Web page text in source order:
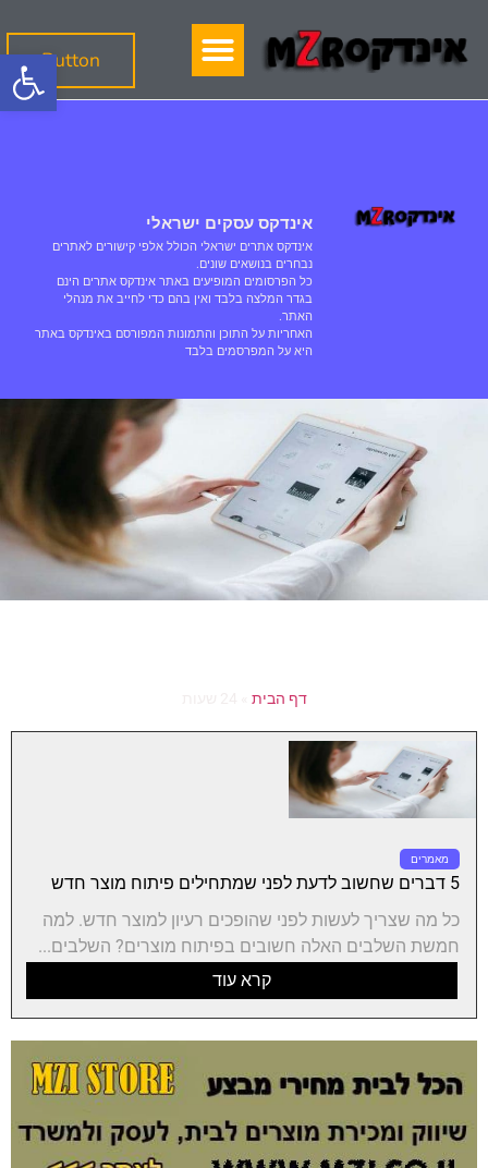
פתחButton
אינדקס עסקים ישראלי
אינדקס אתרים ישראלי הכולל אלפי קישורים לאתרים
נבחרים בנושאים שונים.
כל הפרסומים המופיעים באתר אינדקס אתרים הינם
בגדר המלצה בלבד ואין בהם כדי לחייב את מנהלי
האתר.
האחריות על התוכן והתמונות המפורסם באינדקס באתר
היא על המפרסמים בלבד
דף הבית
מאמרים
5 דברים שחשוב לדעת לפני שמתחילים פיתוח מוצר חדש
כל מה שצריך לעשות לפני שהופכים רעיון למוצר חדש. למה
חמשת השלבים האלה חשובים בפיתוח מוצרים? השלבים...
קרא עוד